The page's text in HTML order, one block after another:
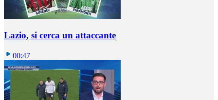
Lazio, si cerca un attaccante
00:47